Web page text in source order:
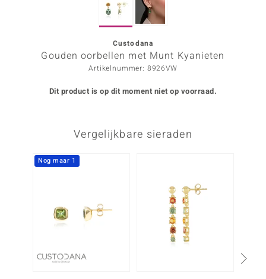
Designs
Custodana
Gouden oorbellen met Munt Kyanieten
Artikelnummer: 8926VW
Dit product is op dit moment niet op voorraad.
Vergelijkbare sieraden
Nog maar 1